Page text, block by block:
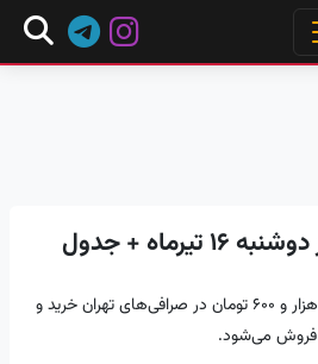
+ جدول
دلار آمریکا امروز با قیمت ۹۱ هزار و ۶۰۰ تومان در صرافی‌های تهران خرید و
فروش می‌شود.